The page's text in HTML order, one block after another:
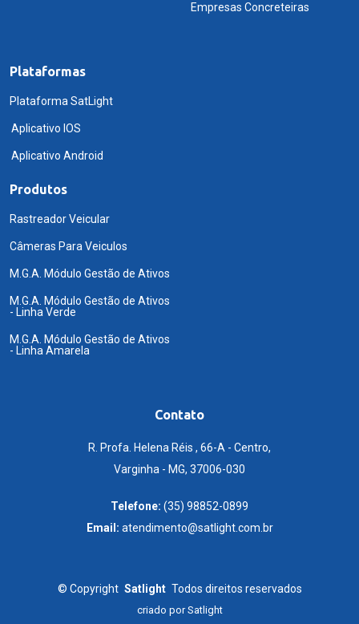
Empresas Concreteiras
Plataformas
Plataforma SatLight
Aplicativo IOS
Aplicativo Android
Produtos
Rastreador Veicular
Câmeras Para Veiculos
M.G.A. Módulo Gestão de Ativos
M.G.A. Módulo Gestão de Ativos
- Linha Verde
M.G.A. Módulo Gestão de Ativos
- Linha Amarela
Contato
R. Profa. Helena Réis , 66-A - Centro,
Varginha - MG, 37006-030
Telefone: (35) 98852-0899
Email: atendimento@satlight.com.br
© Copyright Satlight Todos direitos reservados
criado porSatlight